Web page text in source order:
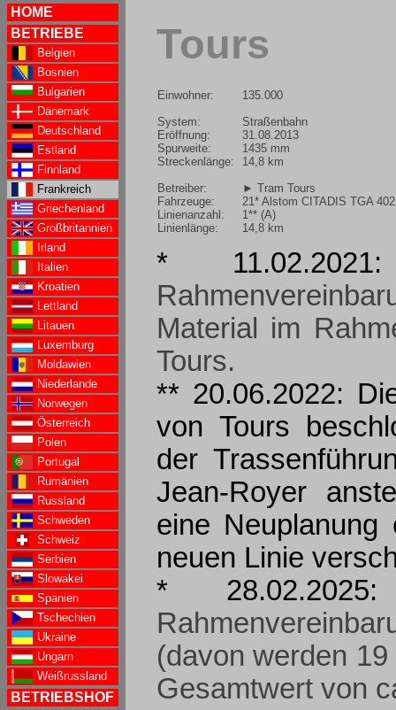
HOME
BETRIEBE
Belgien
Bosnien
Bulgarien
Dänemark
Deutschland
Estland
Finnland
Frankreich
Griechenland
Großbritannien
Irland
Italien
Kroatien
Lettland
Litauen
Luxemburg
Moldawien
Niederlande
Norwegen
Österreich
Polen
Portugal
Rumänien
Russland
Schweden
Schweiz
Serbien
Slowakei
Spanien
Tschechien
Ukraine
Ungarn
Weißrussland
BETRIEBSHOF
Tours
Einwohner:
System:
Eröffnung:
Spurweite:
Streckenlänge:
Betreiber:
Fahrzeuge:
Linienanzahl:
Linienlänge:
135.000
Straßenbahn
31.08.2013
1435 mm
14,8 km
► Tram Tours
21* Alstom CITADIS TGA 402
1** (A)
14,8 km
*
Material im
Tours.
** 20.06.2022:
von Tours
der
Jean-Royer
eine Neuplanung
neuen Linie
*
(davon werden
Gesamtwert von